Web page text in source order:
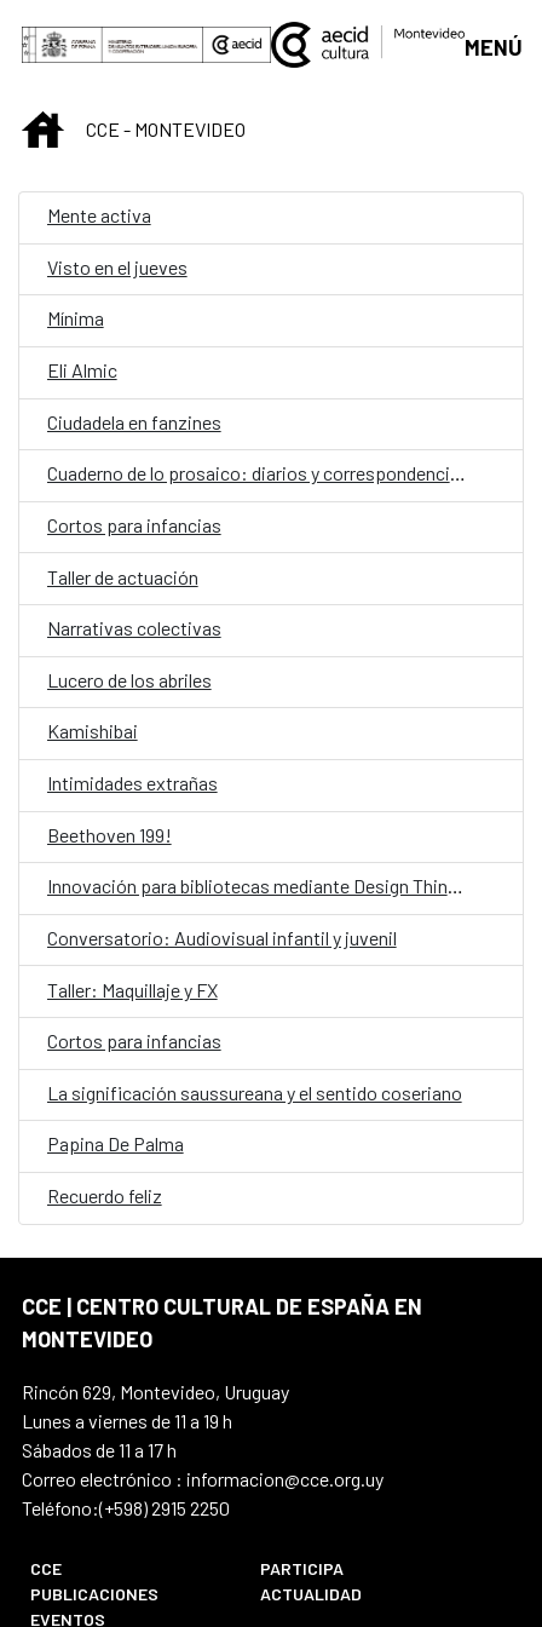
Saltar al contenido principal
MENÚ
INICIOCCE - MONTEVIDEO
Mente activa
Visto en el jueves
Mínima
Eli Almic
Ciudadela en fanzines
Cuaderno de lo prosaico: diarios y correspondencias
Cortos para infancias
Taller de actuación
Narrativas colectivas
Lucero de los abriles
Kamishibai
Intimidades extrañas
Beethoven 199!
Innovación para bibliotecas mediante Design Thinking asistido por IA
Conversatorio: Audiovisual infantil y juvenil
Taller: Maquillaje y FX
Cortos para infancias
La significación saussureana y el sentido coseriano
Papina De Palma
Recuerdo feliz
CCE | CENTRO CULTURAL DE ESPAÑA EN
MONTEVIDEO
Rincón 629, Montevideo, Uruguay
Lunes a viernes de 11 a 19 h
Sábados de 11 a 17 h
Correo electrónico : informacion@cce.org.uy
Teléfono:(+598) 2915 2250
CCE
PARTICIPA
PUBLICACIONES
ACTUALIDAD
EVENTOS